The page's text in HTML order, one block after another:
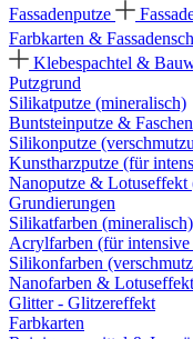
Fassadenputze
Farbkarten &
Klebespachtel &
Putzgrund
Silikatputze (mineralisch)
Buntsteinputze &
Silikonputze
Kunstharzputze (für
Nanoputze & Lotuseffekt
Grundierungen
Silikatfarben (mineralisch)
Acrylfarben (für intensive
Silikonfarben
Nanofarben &
Glitter - Glitzereffekt
Farbkarten